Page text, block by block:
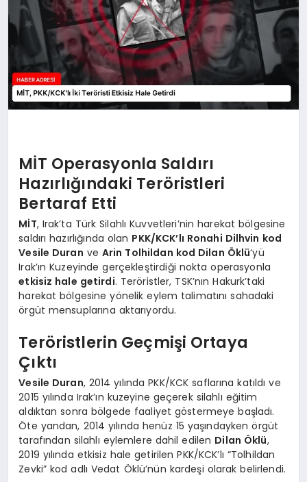
MİT Operasyonla Saldırı
Hazırlığındaki Teröristleri
Bertaraf Etti
MİT, Irak’ta Türk Silahlı Kuvvetleri’nin harekat bölgesine
saldırı hazırlığında olan PKK/KCK’lı Ronahi Dilhvin kod
Vesile Duran ve Arin Tolhildan kod Dilan Öklü‘yü
Irak’ın Kuzeyinde gerçekleştirdiği nokta operasyonla
etkisiz hale getirdi. Teröristler, TSK’nın Hakurk’taki
harekat bölgesine yönelik eylem talimatını sahadaki
örgüt mensuplarına aktarıyordu.
Teröristlerin Geçmişi Ortaya
Çıktı
Vesile Duran, 2014 yılında PKK/KCK saflarına katıldı ve
2015 yılında Irak’ın kuzeyine geçerek silahlı eğitim
aldıktan sonra bölgede faaliyet göstermeye başladı.
Öte yandan, 2014 yılında henüz 15 yaşındayken örgüt
tarafından silahlı eylemlere dahil edilen Dilan Öklü,
2019 yılında etkisiz hale getirilen PKK/KCK’lı “Tolhildan
Zevki” kod adlı Vedat Öklü’nün kardeşi olarak belirlendi.